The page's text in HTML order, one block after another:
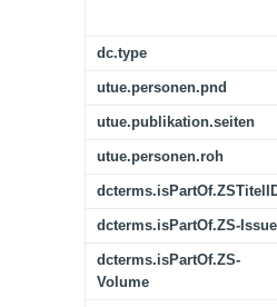
dc.type
utue.personen.pnd
utue.publikation.seiten
utue.personen.roh
dcterms.isPartOf.ZS-Issue
dcterms.isPartOf.ZS-
Volume